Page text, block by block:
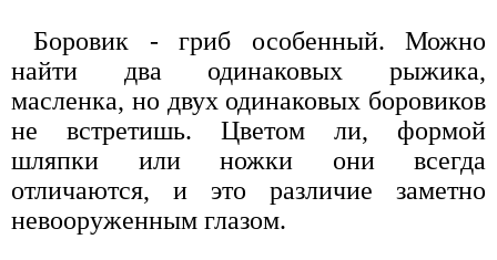
Боровик - гриб особенный. Можно
найти два одинаковых рыжика,
масленка, но двух одинаковых боровиков
не встретишь. Цветом ли, формой
шляпки или ножки они всегда
отличаются, и это различие заметно
невооруженным глазом.